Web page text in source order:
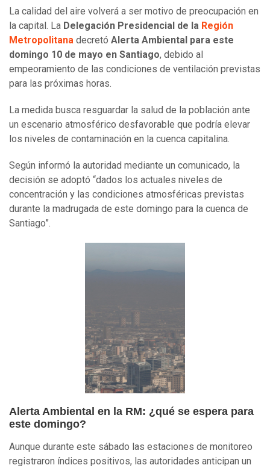
La calidad del aire volverá a ser motivo de preocupación en
la capital. La Delegación Presidencial de la Región
Metropolitana decretó Alerta Ambiental para este
domingo 10 de mayo en Santiago, debido al
empeoramiento de las condiciones de ventilación previstas
para las próximas horas.
La medida busca resguardar la salud de la población ante
un escenario atmosférico desfavorable que podría elevar
los niveles de contaminación en la cuenca capitalina.
Según informó la autoridad mediante un comunicado, la
decisión se adoptó “dados los actuales niveles de
concentración y las condiciones atmosféricas previstas
durante la madrugada de este domingo para la cuenca de
Santiago”.
Alerta Ambiental en la RM: ¿qué se espera para
este domingo?
Aunque durante este sábado las estaciones de monitoreo
registraron índices positivos, las autoridades anticipan un